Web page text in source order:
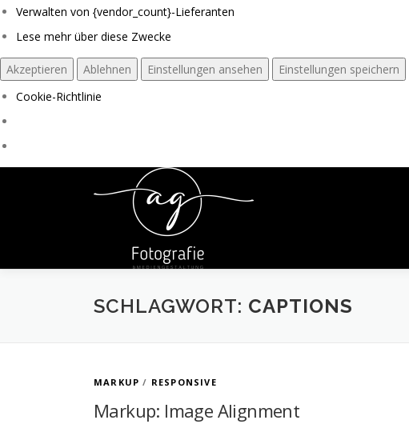
Verwalten von {vendor_count}-Lieferanten
Lese mehr über diese Zwecke
Akzeptieren Ablehnen Einstellungen ansehen Einstellungen speichern
Cookie-Richtlinie
SCHLAGWORT: CAPTIONS
MARKUP / RESPONSIVE
Markup: Image Alignment